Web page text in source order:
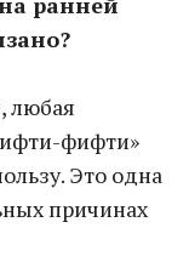
любая
фифти»
Это одна
причинах